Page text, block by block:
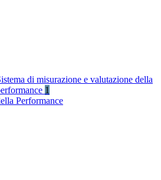
di misurazione e valutazione della
1
Performance